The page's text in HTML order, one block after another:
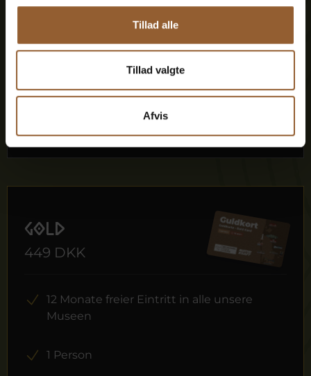
Tillad alle
Tillad valgte
Afvis
Naturkraft Dark und Lokes Aften
Mitgliedervorteil bei Universe
Mehr Infos
Gold
449 DKK
12 Monate freier Eintritt in alle unsere
Museen
1 Person